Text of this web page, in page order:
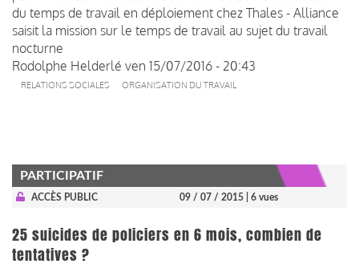
du temps de travail en déploiement chez Thales - Alliance
saisit la mission sur le temps de travail au sujet du travail
nocturne
Rodolphe Helderlé ven 15/07/2016 - 20:43
RELATIONS SOCIALES ORGANISATION DU TRAVAIL
PARTICIPATIF
ACCÈS PUBLIC 09 / 07 / 2015 | 6 vues
25 suicides de policiers en 6 mois, combien de
tentatives ?